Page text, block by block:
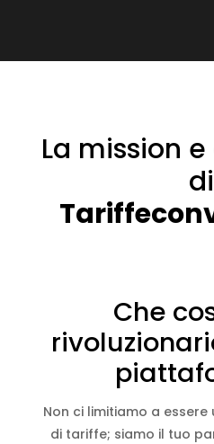
La mission
di
Che
Non ci limitiamo a
di tariffe; siamo il tuo